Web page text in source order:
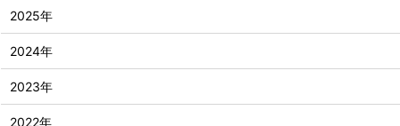
2025年
2024年
2023年
2022年